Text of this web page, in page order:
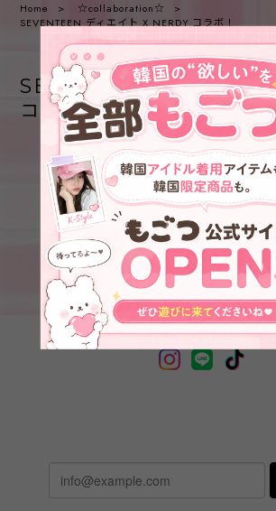
Home
☆collaboration☆
SEVENTEEN ディエイト X NERDY コラボ！
SEVENTEEN ディエイ
コラボ！
出品されている商品があり